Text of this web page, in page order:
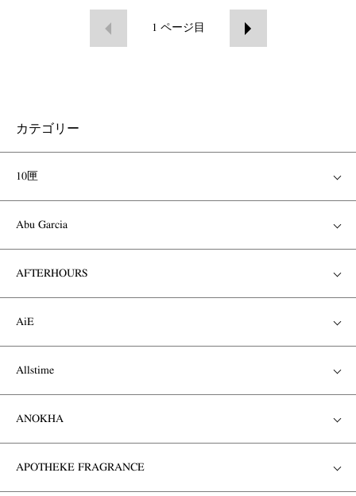
1 ページ目
カテゴリー
10匣
Abu Garcia
AFTERHOURS
AiE
Allstime
ANOKHA
APOTHEKE FRAGRANCE